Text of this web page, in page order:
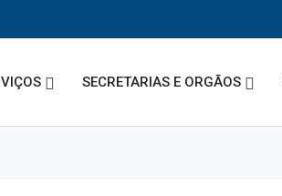
SECRETARIAS E ORGÃOS